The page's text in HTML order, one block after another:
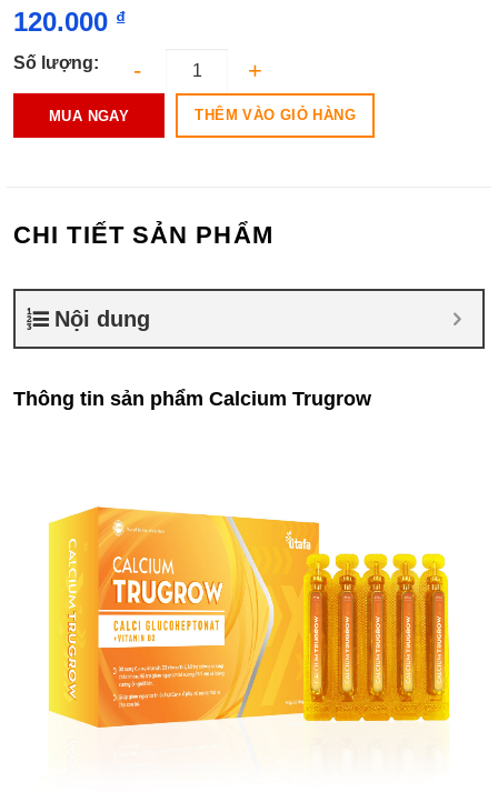
120.000 ₫
Số lượng:
MUA NGAY THÊM VÀO GIỎ HÀNG
CHI TIẾT SẢN PHẨM
Nội dung
Thông tin sản phẩm Calcium Trugrow